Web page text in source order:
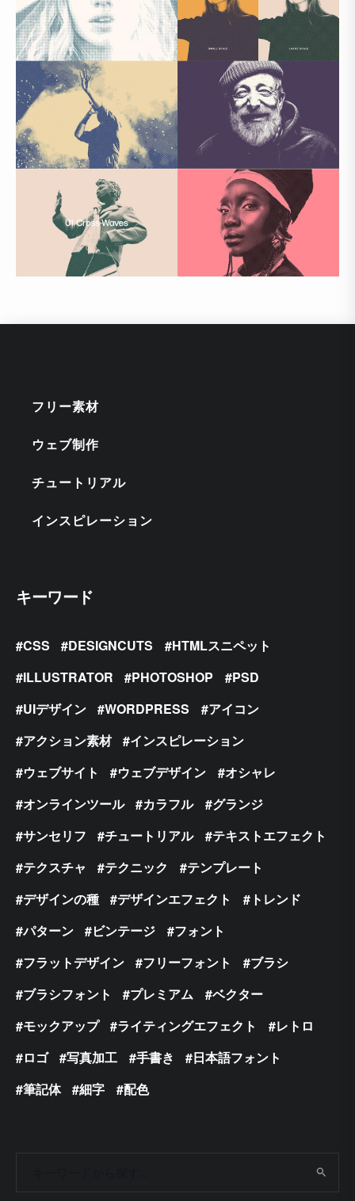
フリー素材
ウェブ制作
チュートリアル
インスピレーション
キーワード
CSS DESIGNCUTS
HTMLスニペット
ILLUSTRATOR
PHOTOSHOP
PSD
UIデザイン
WORDPRESS
アイコン
アクション素材
インスピレーション
ウェブサイト
ウェブデザイン
オシャレ
オンラインツール
カラフル
グランジ
サンセリフ
チュートリアル
テキストエフェクト
テクスチャ
テクニック
テンプレート
デザインの種
デザインエフェクト
トレンド
パターン
ビンテージ
フォント
フラットデザイン
フリーフォント
ブラシ
ブラシフォント
プレミアム
ベクター
モックアップ
ライティングエフェクト
レトロ
ロゴ
写真加工 手書き
日本語フォント
筆記体
細字 配色